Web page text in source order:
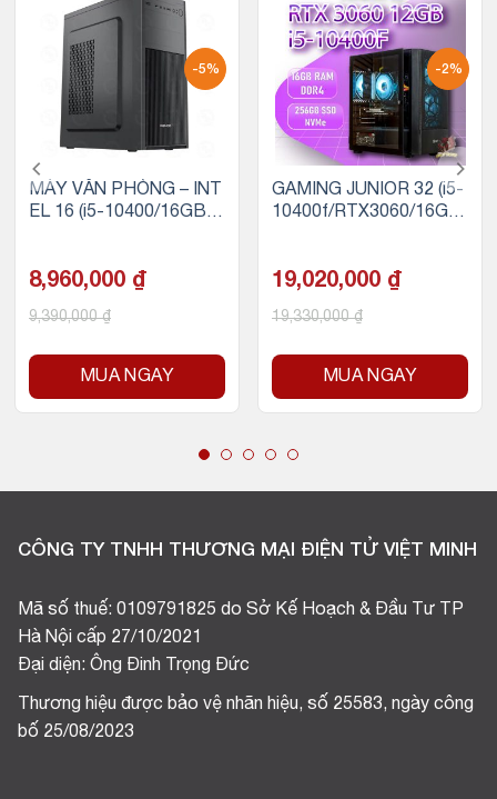
-5%
MÁY VĂN PHÒNG – INT
EL 16 (i5-10400/16GB R
8,960,000 ₫
9,390,000₫
MUA NGAY
-2%
GAMING JUNIOR 32 (i5-
10400f/RTX3060/16GB
19,020,000 ₫
19,330,000₫
MUA NGAY
CÔNG TY TNHH THƯƠNG MẠI ĐIỆN TỬ VIỆT MINH
Mã số thuế: 0109791825 do Sở Kế Hoạch & Đầu Tư TP
Hà Nội cấp 27/10/2021
Đại diện: Ông Đinh Trọng Đức
Thương hiệu được bảo vệ nhãn hiệu, số 25583, ngày công
bố 25/08/2023